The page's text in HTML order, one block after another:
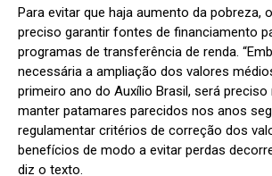
Para evitar que haja aumento da pobreza,
preciso garantir fontes de financiamento
programas de transferência de renda.
necessária a ampliação dos valores
primeiro ano do Auxílio Brasil, será preciso
manter patamares parecidos nos anos
regulamentar critérios de correção dos
benefícios de modo a evitar perdas
diz o texto.